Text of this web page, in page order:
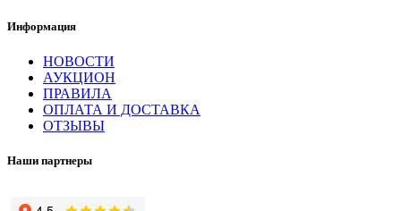
Информация
НОВОСТИ
АУКЦИОН
ПРАВИЛА
ОПЛАТА И ДОСТАВКА
ОТЗЫВЫ
Наши партнеры